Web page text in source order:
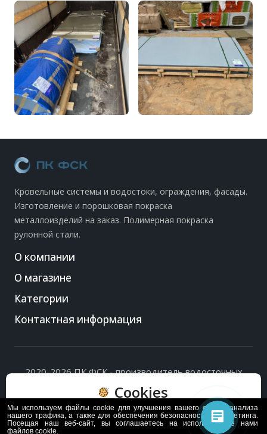
Кровельные системы и водостоки, ограждения, фасады.
Изготовление и порошковая покраска
металлоизделий на заказ. Полимерная покраска
рулонной стали.
О компании
О магазине
Категории
Контактная информация
2020-2026 ПК ФСК - производитель водосточных
Политика обработки персональных данных
на их обработку.
Cookies
Пользуясь сайтом, вы соглашаетесь с политикой
обработки и хранения данных Cookie
Мы используем файлы cookie для улучшения вашего опыта, анализа
нашего трафика, а также для обеспечения безопасности и маркетинга.
Посещая наш веб-сайт, вы соглашаетесь на использование нами
файлов cookie.